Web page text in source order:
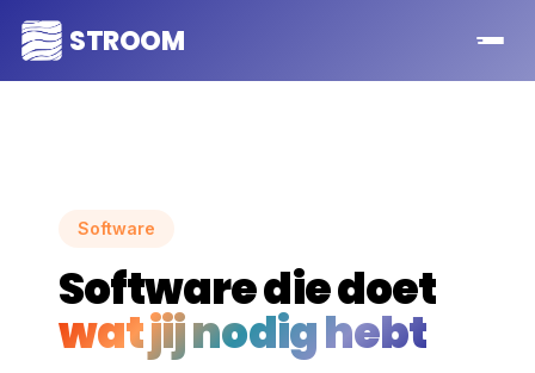
STROOM
Software
Software die doet
wat jij nodig hebt